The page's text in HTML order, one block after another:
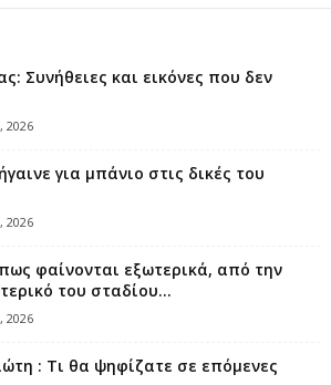
Συνήθειες και εικόνες που δεν
2026
για μπάνιο στις δικές του
2026
φαίνονται εξωτερικά, από την
του σταδίου...
2026
: Τι θα ψηφίζατε σε επόμενες